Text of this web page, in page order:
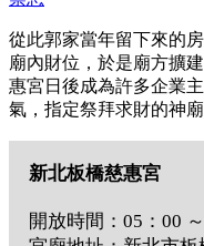
從此郭家當年留下來的
廟內財位，於是廟方擴
惠宮日後成為許多企業
氣，指定祭拜求財的神廟
新北板橋慈惠宮
開放時間：05：00